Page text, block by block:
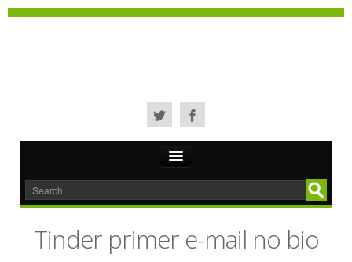
Home
- Bubble Text Generator
Tinder primer e-mail no bio